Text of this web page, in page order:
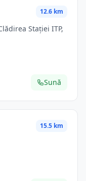
12.6 km
Sună
15.5 km